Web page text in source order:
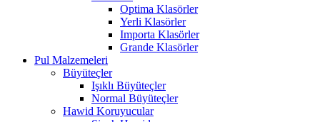
Optima Klasörler
Yerli Klasörler
Importa Klasörler
Grande Klasörler
Pul Malzemeleri
Büyüteçler
Işıklı Büyüteçler
Normal Büyüteçler
Hawid Koruyucular